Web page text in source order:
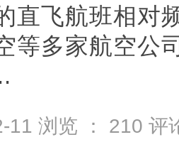
直飞航班相对
等多家航空公
浏览 ： 210 评